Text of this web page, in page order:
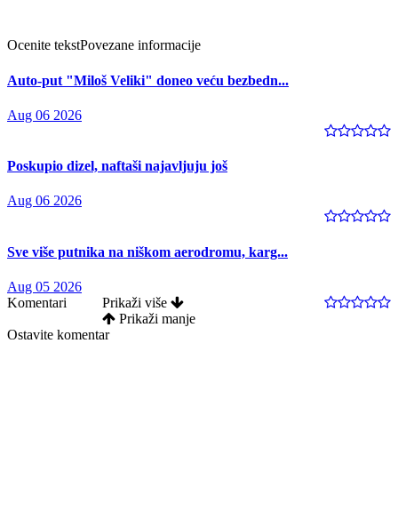
Ocenite tekstPovezane informacije
Auto-put "Miloš Veliki" doneo veću bezbedn...
Aug 06 2026
Poskupio dizel, naftaši najavljuju još
Aug 06 2026
Sve više putnika na niškom aerodromu, karg...
Aug 05 2026
Komentari
Prikaži više
Prikaži manje
Ostavite komentar